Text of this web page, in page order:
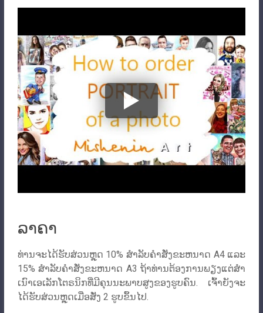
ລາຄາ
ທ່ານຈະໄດ້ຮັບສ່ວນຫຼຸດ 10% ສໍາລັບຄໍາສັ່ງຂະຫນາດ A4 ແລະ
15% ສໍາລັບຄໍາສັ່ງຂະຫນາດ A3 ຖ້າທ່ານຕ້ອງການພຽງແຕ່ສໍາ
ເນົາເອເລັກໂຕຣນິກທີ່ມີຄຸນນະພາບສູງຂອງຮູບຄົນ. ເຈົ້າຍັງຈະ
ໄດ້ຮັບສ່ວນຫຼຸດເມື່ອສັ່ງ 2 ຮູບຂຶ້ນໄປ.